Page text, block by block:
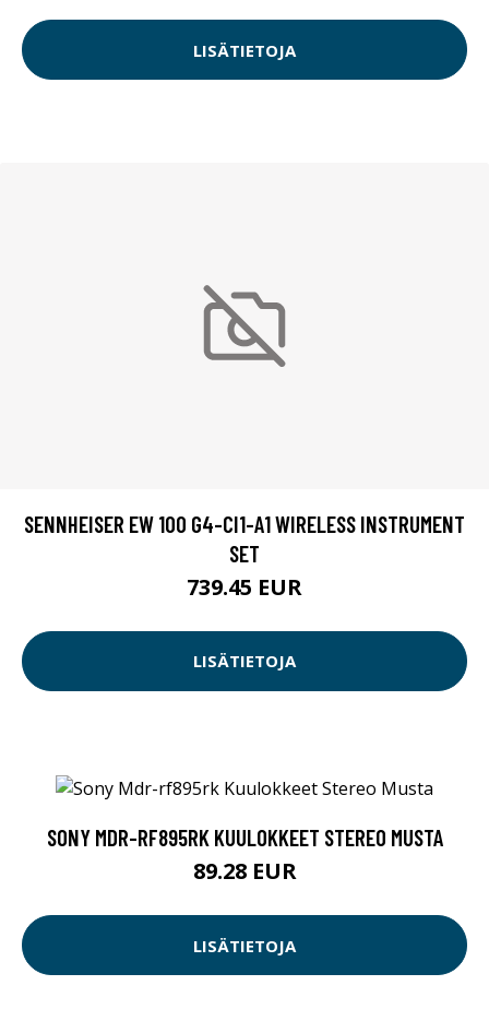
LISÄTIETOJA
SENNHEISER EW 100 G4-CI1-A1 WIRELESS INSTRUMENT
SET
739.45 EUR
LISÄTIETOJA
SONY MDR-RF895RK KUULOKKEET STEREO MUSTA
89.28 EUR
LISÄTIETOJA